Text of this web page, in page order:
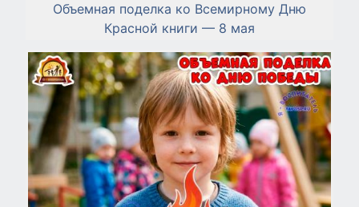
Объемная поделка ко Всемирному Дню
Красной книги — 8 мая